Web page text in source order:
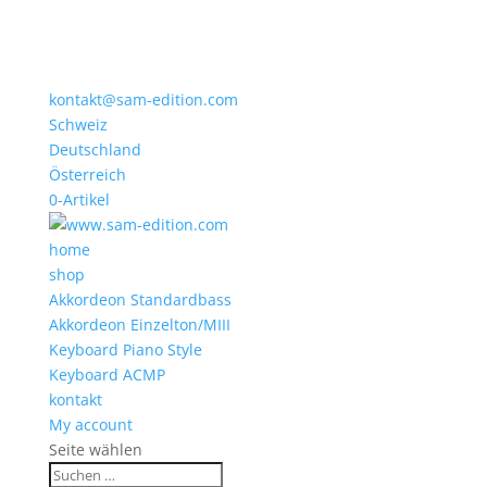
kontakt@sam-edition.com
Schweiz
Deutschland
Österreich
0-Artikel
home
shop
Akkordeon Standardbass
Akkordeon Einzelton/MIII
Keyboard Piano Style
Keyboard ACMP
kontakt
My account
Seite wählen